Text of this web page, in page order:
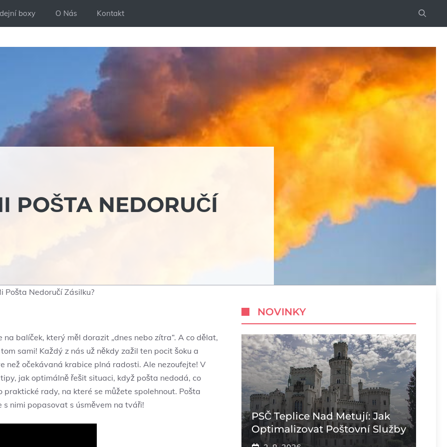
boxy O Nás Kontakt
POŠTA NEDORUČÍ
Pošta Nedoručí Zásilku?
balíček, který měl dorazit „dnes nebo zítra“. A co dělat,
sami! Každý z nás už někdy zažil ten pocit šoku a
než očekávaná krabice plná radosti. Ale nezoufejte! V
jak optimálně řešit situaci, když pošta nedodá, co
rady, na které se můžete spolehnout. Pošta
nimi popasovat s úsměvem na tváři!
NOVINKY
PSČ Teplice Nad Metují: Jak
Optimalizovat Poštovní Služby